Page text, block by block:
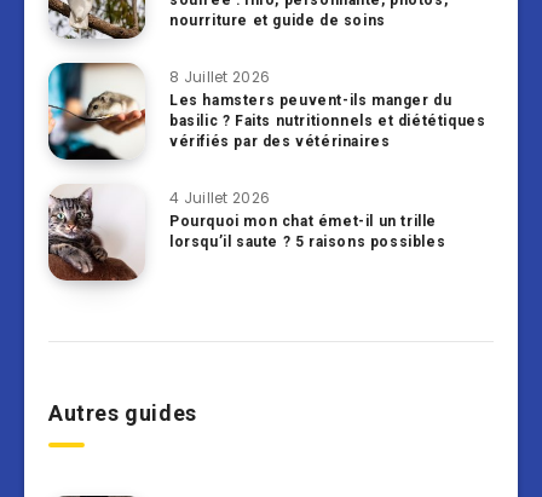
nourriture et guide de soins
8 Juillet 2026
Les hamsters peuvent-ils manger du
basilic ? Faits nutritionnels et diététiques
vérifiés par des vétérinaires
4 Juillet 2026
Pourquoi mon chat émet-il un trille
lorsqu’il saute ? 5 raisons possibles
Autres guides